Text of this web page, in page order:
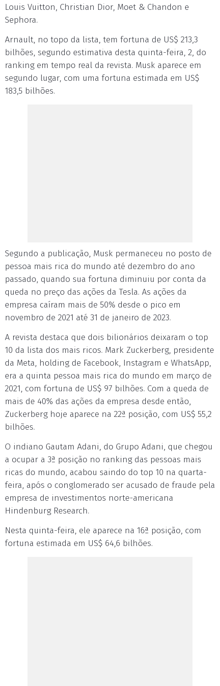
Louis Vuitton, Christian Dior, Moet & Chandon e
Sephora.
Arnault, no topo da lista, tem fortuna de US$ 213,3
bilhões, segundo estimativa desta quinta-feira, 2, do
ranking em tempo real da revista. Musk aparece em
segundo lugar, com uma fortuna estimada em US$
183,5 bilhões.
Segundo a publicação, Musk permaneceu no posto de
pessoa mais rica do mundo até dezembro do ano
passado, quando sua fortuna diminuiu por conta da
queda no preço das ações da Tesla. As ações da
empresa caíram mais de 50% desde o pico em
novembro de 2021 até 31 de janeiro de 2023.
A revista destaca que dois bilionários deixaram o top
10 da lista dos mais ricos. Mark Zuckerberg, presidente
da Meta, holding de Facebook, Instagram e WhatsApp,
era a quinta pessoa mais rica do mundo em março de
2021, com fortuna de US$ 97 bilhões. Com a queda de
mais de 40% das ações da empresa desde então,
Zuckerberg hoje aparece na 22ª posição, com US$ 55,2
bilhões.
O indiano Gautam Adani, do Grupo Adani, que chegou
a ocupar a 3ª posição no ranking das pessoas mais
ricas do mundo, acabou saindo do top 10 na quarta-
feira, após o conglomerado ser acusado de fraude pela
empresa de investimentos norte-americana
Hindenburg Research.
Nesta quinta-feira, ele aparece na 16ª posição, com
fortuna estimada em US$ 64,6 bilhões.